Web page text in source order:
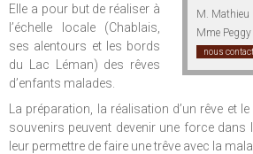
M. Mathieu
Mme
nous
Elle a pour but de réaliser à
l’échelle locale (Chablais,
ses alentours et les bords
du Lac Léman) des rêves
d’enfants malades.
La préparation, la réalisation d’un rêve et
souvenirs peuvent devenir une force dans
leur permettre de faire une trêve avec la